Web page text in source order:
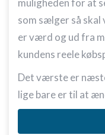
muligheden for at
som sælger så
er værd og ud fra
kundens reele
Det værste er
lige bare er til at